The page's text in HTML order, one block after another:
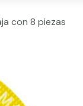
con 8 piezas